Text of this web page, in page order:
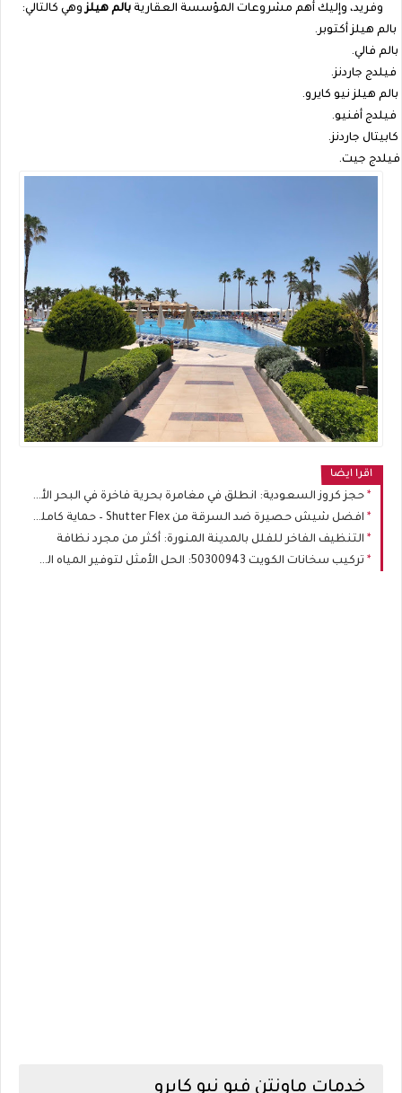
وفريد، وإليك أهم مشروعات المؤسسة العقارية بالم هيلزوهي كالتالي:
بالم هيلز أكتوبر.
بالم فالي.
فيلدج جاردنز.
بالم هيلز نيو كايرو.
فيلدج أفنيو.
كابيتال جاردنز.
فيلدج جيت.
اقرا ايضا
حجز كروز السعودية: انطلق في مغامرة بحرية فاخرة في البحر الأحمر مع World Wings
افضل شيش حصيرة ضد السرقة من Shutter Flex – حماية كاملة لمنزلك
التنظيف الفاخر للفلل بالمدينة المنورة: أكثر من مجرد نظافة
تركيب سخانات الكويت 50300943: الحل الأمثل لتوفير المياه الساخنة بكفاءة
خدمات ماونتن فيو نيو كايرو